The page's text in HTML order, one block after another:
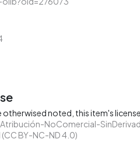
otherwised noted, this item's
Atribución-NoComercial-
BY-NC-ND 4.0)